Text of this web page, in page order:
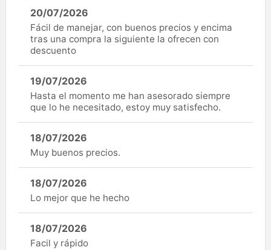
20/07/2026
Fácil de manejar, con buenos precios y encima
tras una compra la siguiente la ofrecen con
descuento
19/07/2026
Hasta el momento me han asesorado siempre
que lo he necesitado, estoy muy satisfecho.
18/07/2026
Muy buenos precios.
18/07/2026
Lo mejor que he hecho
18/07/2026
Facil y rápido